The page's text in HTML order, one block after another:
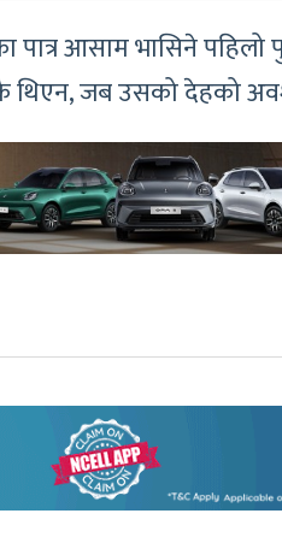
पात्र आसाम भासिने
जब उसको देहको